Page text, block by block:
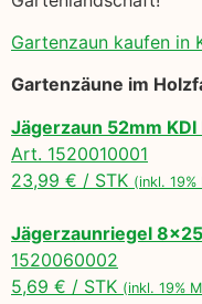
Gartenzaun kaufen in
Gartenzäune im
Jägerzaun 52mm
Art. 1520010001
23,99 € / STK (inkl. 19%
Jägerzaunriegel
1520060002
5,69 € / STK (inkl. 19%